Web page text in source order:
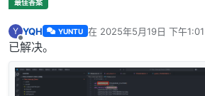
Y
离线
YQH YUNTU 在 2025年5月19日 下午1:01
最后由 编辑
已解决。